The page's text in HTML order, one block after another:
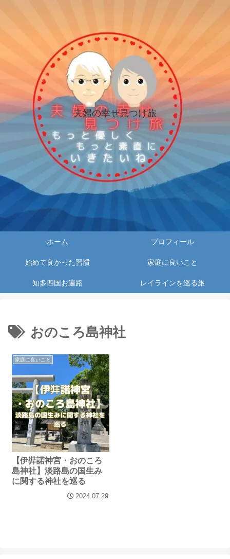
夫婦の幸せ見つけ旅
ホーム プロフィール
始めて良かった習慣 家庭に良いこと
知多四国お遍路 レイラインを巡る旅
おのころ島神社
家庭に良いこと
【伊弉諾神宮・おのころ
島神社】淡路島の国生み
に関する神社を巡る
2024.07.29